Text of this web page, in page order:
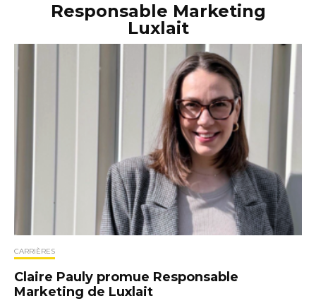
Responsable Marketing
Luxlait
CARRIÈRES
Claire Pauly promue Responsable
Marketing de Luxlait